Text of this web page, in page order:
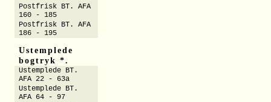
Postfrisk BT. AFA
160 - 185
Postfrisk BT. AFA
186 - 195
Ustemplede
bogtryk *.
Ustemplede BT.
AFA 22 - 63a
Ustemplede BT.
AFA 64 - 97